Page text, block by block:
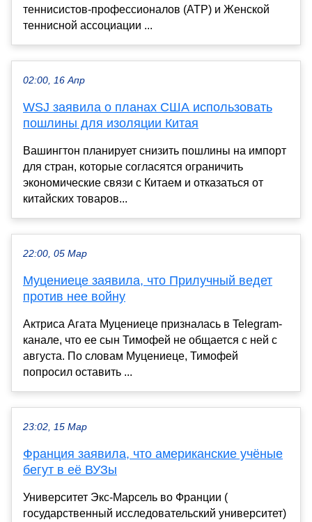
теннисистов-профессионалов (АТР) и Женской
теннисной ассоциации ...
02:00, 16 Апр
WSJ заявила о планах США использовать
пошлины для изоляции Китая
Вашингтон планирует снизить пошлины на импорт
для стран, которые согласятся ограничить
экономические связи с Китаем и отказаться от
китайских товаров...
22:00, 05 Мар
Муцениеце заявила, что Прилучный ведет
против нее войну
Актриса Агата Муцениеце призналась в Telegram-
канале, что ее сын Тимофей не общается с ней с
августа. По словам Муцениеце, Тимофей
попросил оставить ...
23:02, 15 Мар
Франция заявила, что американские учёные
бегут в её ВУЗы
Университет Экс-Марсель во Франции (
государственный исследовательский университет)